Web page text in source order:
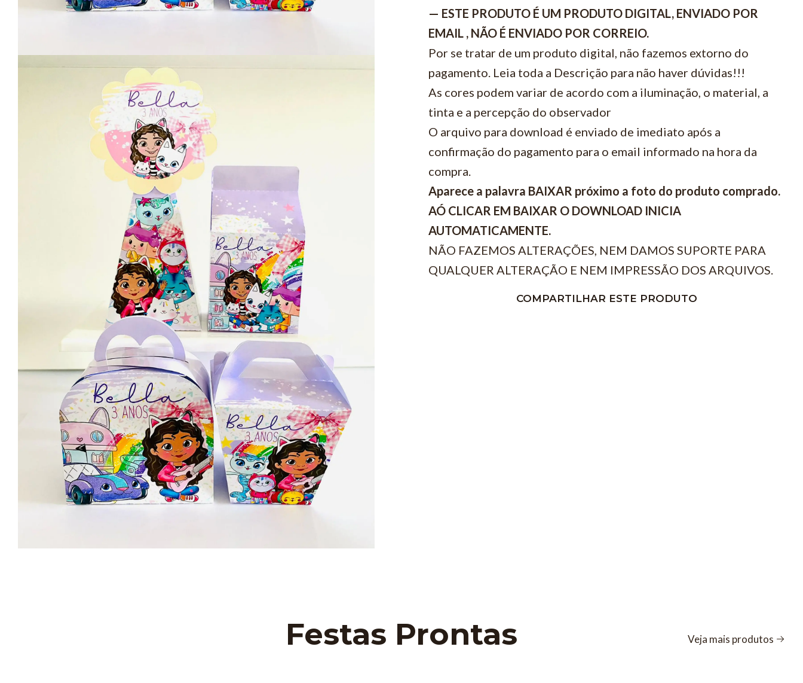
— ESTE PRODUTO É UM PRODUTO DIGITAL, ENVIADO POR
EMAIL , NÃO É ENVIADO POR CORREIO.
Por se tratar de um produto digital, não fazemos extorno do
pagamento. Leia toda a Descrição para não haver dúvidas!!!
As cores podem variar de acordo com a iluminação, o material, a
tinta e a percepção do observador
O arquivo para download é enviado de imediato após a
confirmação do pagamento para o email informado na hora da
compra.
Aparece a palavra BAIXAR próximo a foto do produto comprado.
AÓ CLICAR EM BAIXAR O DOWNLOAD INICIA
AUTOMATICAMENTE.
NÃO FAZEMOS ALTERAÇÕES, NEM DAMOS SUPORTE PARA
QUALQUER ALTERAÇÃO E NEM IMPRESSÃO DOS ARQUIVOS.
COMPARTILHAR ESTE PRODUTO
Festas Prontas Veja mais produtos